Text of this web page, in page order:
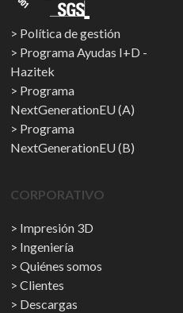
Política de gestión
Programa Ayudas I+D -
Hazitek
Programa
NextGenerationEU (A)
Programa
NextGenerationEU (B)
CORPORATIVO
Impresión 3D
Ingeniería
Quiénes somos
Clientes
Descargas